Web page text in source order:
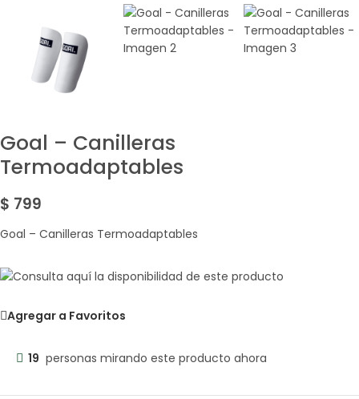
Goal – Canilleras
Termoadaptables
$ 799
Goal – Canilleras Termoadaptables
Agregar a Favoritos
19 personas mirando este producto ahora